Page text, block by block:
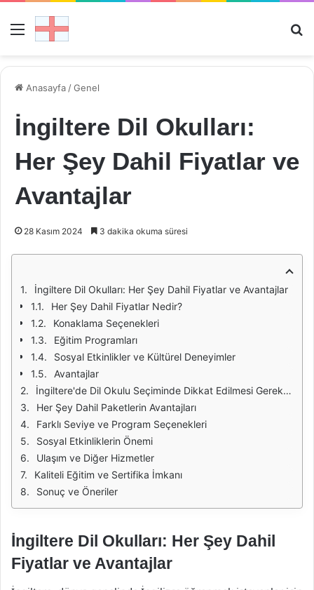
Menü
Anasayfa /Genel
İngiltere Dil Okulları:
Her Şey Dahil Fiyatlar ve
Avantajlar
28 Kasım 2024 3 dakika okuma süresi
İngiltere Dil Okulları: Her Şey Dahil Fiyatlar ve Avantajlar
Her Şey Dahil Fiyatlar Nedir?
Konaklama Seçenekleri
Eğitim Programları
Sosyal Etkinlikler ve Kültürel Deneyimler
Avantajlar
İngiltere'de Dil Okulu Seçiminde Dikkat Edilmesi Gerekenler
Her Şey Dahil Paketlerin Avantajları
Farklı Seviye ve Program Seçenekleri
Sosyal Etkinliklerin Önemi
Ulaşım ve Diğer Hizmetler
Kaliteli Eğitim ve Sertifika İmkanı
Sonuç ve Öneriler
İngiltere Dil Okulları: Her Şey Dahil
Fiyatlar ve Avantajlar